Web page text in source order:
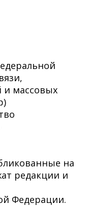
и массовых
на
редакции и
Федерации.